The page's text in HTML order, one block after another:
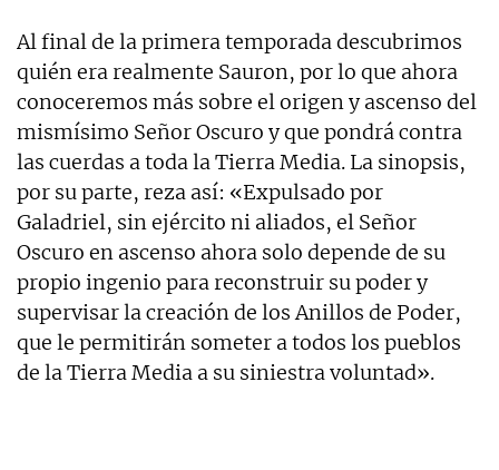
Al final de la primera temporada descubrimos
quién era realmente Sauron, por lo que ahora
conoceremos más sobre el origen y ascenso del
mismísimo Señor Oscuro y que pondrá contra
las cuerdas a toda la Tierra Media. La sinopsis,
por su parte, reza así: «Expulsado por
Galadriel, sin ejército ni aliados, el Señor
Oscuro en ascenso ahora solo depende de su
propio ingenio para reconstruir su poder y
supervisar la creación de los Anillos de Poder,
que le permitirán someter a todos los pueblos
de la Tierra Media a su siniestra voluntad».